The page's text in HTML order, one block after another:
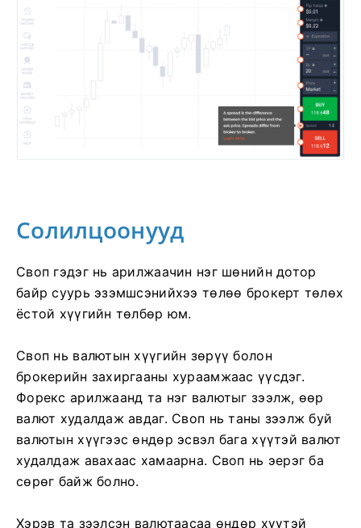
Солилцоонууд
Своп гэдэг нь арилжаачин нэг шөнийн дотор
байр суурь эзэмшсэнийхээ төлөө брокерт төлөх
ёстой хүүгийн төлбөр юм.
Своп нь валютын хүүгийн зөрүү болон
брокерийн захиргааны хураамжаас үүсдэг.
Форекс арилжаанд та нэг валютыг зээлж, өөр
валют худалдаж авдаг. Своп нь таны зээлж буй
валютын хүүгээс өндөр эсвэл бага хүүтэй валют
худалдаж авахаас хамаарна. Своп нь эерэг ба
сөрөг байж болно.
Хэрэв та зээлсэн валютаасаа өндөр хүүтэй